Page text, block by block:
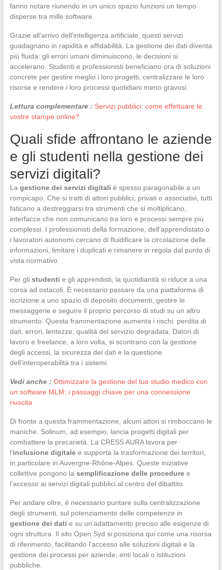
fanno notare riunendo in un unico spazio funzioni un tempo
disperse tra mille software.
Grazie all’arrivo dell’intelligenza artificiale, questi servizi
guadagnano in rapidità e affidabilità. La gestione dei dati diventa
più fluida: gli errori umani diminuiscono, le decisioni si
accelerano. Studenti e professionisti beneficiano ora di soluzioni
concrete per gestire meglio i loro progetti, centralizzare le loro
risorse e rendere i loro processi quotidiani meno gravosi.
Lettura complementare : Servizi pubblici: come effettuare le
vostre stampe online?
Quali sfide affrontano le aziende
e gli studenti nella gestione dei
servizi digitali?
La gestione dei servizi digitali è spesso paragonabile a un
rompicapo. Che si tratti di attori pubblici, privati o associativi, tutti
faticano a destreggiarsi tra strumenti che si moltiplicano,
interfacce che non comunicano tra loro e processi sempre più
complessi. I professionisti della formazione, dell’apprendistato o
i lavoratori autonomi cercano di fluidificare la circolazione delle
informazioni, limitare i duplicati e rimanere in regola dal punto di
vista normativo.
Per gli studenti e gli apprendisti, la quotidianità si riduce a una
corsa ad ostacoli. È necessario passare da una piattaforma di
iscrizione a uno spazio di deposito documenti, gestire le
messaggerie e seguire il proprio percorso di studi su un altro
strumento. Questa frammentazione aumenta i rischi: perdita di
dati, errori, lentezze, qualità del servizio degradata. Datori di
lavoro e freelance, a loro volta, si scontrano con la gestione
degli accessi, la sicurezza dei dati e la questione
dell’interoperabilità tra i sistemi.
Vedi anche : Ottimizzare la gestione del tuo studio medico con
un software MLM: i passaggi chiave per una connessione
riuscita
Di fronte a questa frammentazione, alcuni attori si rimboccano le
maniche. Solinum, ad esempio, lancia progetti digitali per
combattere la precarietà. La CRESS AURA lavora per
l’inclusione digitalee supporta la trasformazione dei territori,
in particolare in Auvergne-Rhône-Alpes. Queste iniziative
collettive pongono la semplificazione delle proceduree
l’accesso ai servizi digitali pubblici al centro del dibattito.
Per andare oltre, è necessario puntare sulla centralizzazione
degli strumenti, sul potenziamento delle competenze in
gestione dei dati e su un’adattamento preciso alle esigenze di
ogni struttura. Il sito Open Syd si posiziona qui come una risorsa
di riferimento, facilitando l’accesso alle soluzioni digitali e la
gestione dei processi per aziende, enti locali o istituzioni
pubbliche.